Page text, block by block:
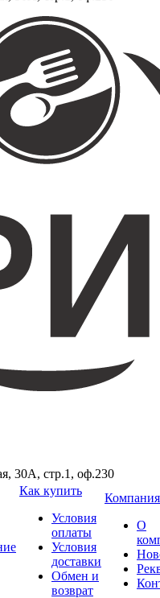
30А, стр.1, оф.230
Как купить
Условия
оплаты
Условия
доставки
Обмен и
возврат
Компания
О